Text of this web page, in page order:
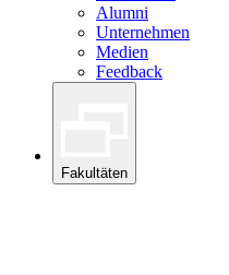
Alumni
Unternehmen
Medien
Feedback
Fakultäten